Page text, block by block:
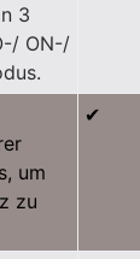
3
ON-/
um
zu
✔